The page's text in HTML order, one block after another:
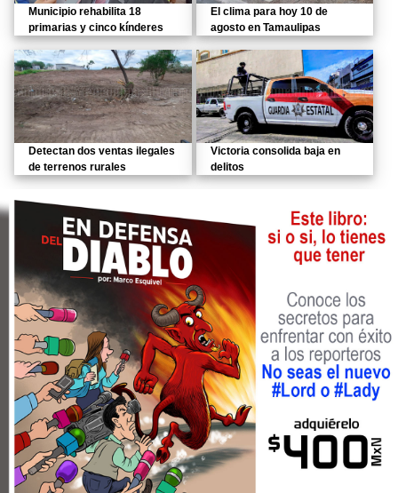
Municipio rehabilita 18
primarias y cinco kínderes
El clima para hoy 10 de
agosto en Tamaulipas
Detectan dos ventas ilegales
de terrenos rurales
Victoria consolida baja en
delitos